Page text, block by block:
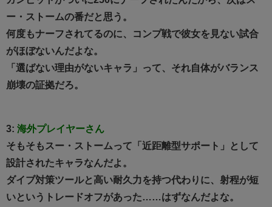
ー・ストームの番だと思う。
何度もナーフされてるのに、コンプ戦で彼女を見ない試合
がほぼないんだよな。
「選ばない理由がないキャラ」って、それ自体がバランス
崩壊の証拠だろ。
3: 海外プレイヤーさん
そもそもスー・ストームって「近距離型サポート」として
設計されたキャラなんだよ。
ダイブ対策ツールと高い耐久力を持つ代わりに、射程が短
いというトレードオフがあった……はずなんだよな。